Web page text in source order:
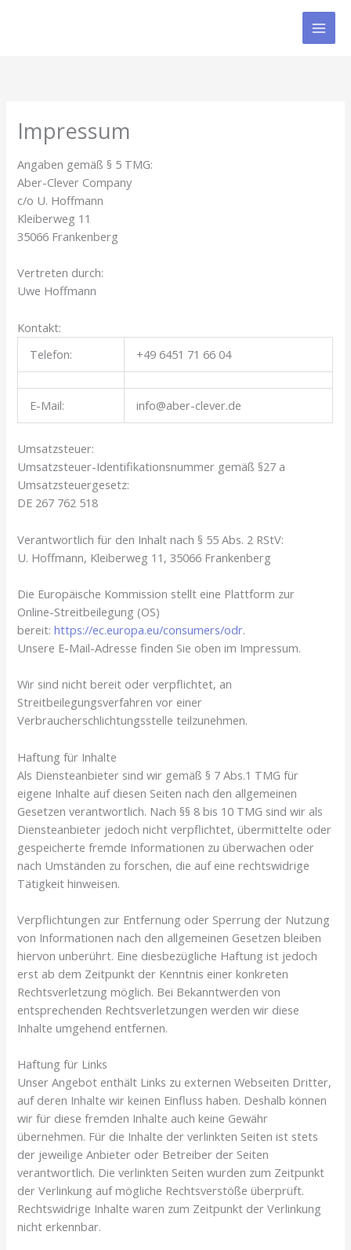
Impressum
Angaben gemäß § 5 TMG:
Aber-Clever Company
c/o U. Hoffmann
Kleiberweg 11
35066 Frankenberg
Vertreten durch:
Uwe Hoffmann
Kontakt:
Telefon:
+49 6451 71 66 04
E-Mail: info@aber-clever.de
Umsatzsteuer:
Umsatzsteuer-Identifikationsnummer gemäß §27 a
Umsatzsteuergesetz:
DE 267 762 518
Verantwortlich für den Inhalt nach § 55 Abs. 2 RStV:
U. Hoffmann, Kleiberweg 11, 35066 Frankenberg
Die Europäische Kommission stellt eine Plattform zur
Online-Streitbeilegung (OS)
bereit:https://ec.europa.eu/consumers/odr.
Unsere E-Mail-Adresse finden Sie oben im Impressum.
Wir sind nicht bereit oder verpflichtet, an
Streitbeilegungsverfahren vor einer
Verbraucherschlichtungsstelle teilzunehmen.
Haftung für Inhalte
Als Diensteanbieter sind wir gemäß § 7 Abs.1 TMG für
eigene Inhalte auf diesen Seiten nach den allgemeinen
Gesetzen verantwortlich. Nach §§ 8 bis 10 TMG sind wir als
Diensteanbieter jedoch nicht verpflichtet, übermittelte oder
gespeicherte fremde Informationen zu überwachen oder
nach Umständen zu forschen, die auf eine rechtswidrige
Tätigkeit hinweisen.
Verpflichtungen zur Entfernung oder Sperrung der Nutzung
von Informationen nach den allgemeinen Gesetzen bleiben
hiervon unberührt. Eine diesbezügliche Haftung ist jedoch
erst ab dem Zeitpunkt der Kenntnis einer konkreten
Rechtsverletzung möglich. Bei Bekanntwerden von
entsprechenden Rechtsverletzungen werden wir diese
Inhalte umgehend entfernen.
Haftung für Links
Unser Angebot enthält Links zu externen Webseiten Dritter,
auf deren Inhalte wir keinen Einfluss haben. Deshalb können
wir für diese fremden Inhalte auch keine Gewähr
übernehmen. Für die Inhalte der verlinkten Seiten ist stets
der jeweilige Anbieter oder Betreiber der Seiten
verantwortlich. Die verlinkten Seiten wurden zum Zeitpunkt
der Verlinkung auf mögliche Rechtsverstöße überprüft.
Rechtswidrige Inhalte waren zum Zeitpunkt der Verlinkung
nicht erkennbar.